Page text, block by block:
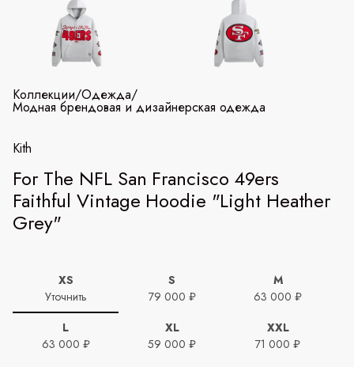
Коллекции/Одежда/
Модная брендовая и дизайнерская одежда
Kith
For The NFL San Francisco 49ers
Faithful Vintage Hoodie "Light Heather
Grey"
XS
Уточнить
S
79 000 ₽
M
63 000 ₽
L
63 000 ₽
XL
59 000 ₽
XXL
71 000 ₽